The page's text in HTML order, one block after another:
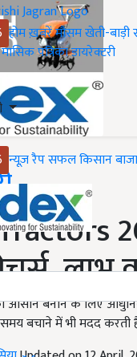
होमख़बरेंमौसमखेती-बाड़ी
मासिक पत्रिकाडायरेक्टरी
न्यूज़ रैपसफल किसान
लाभ
आसान बनाने के लिए
बचाने में भी मदद करती